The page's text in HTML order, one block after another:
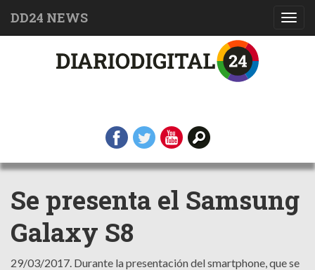
DD24 NEWS
Se presenta el Samsung
Galaxy S8
29/03/2017. Durante la presentación del smartphone, que se